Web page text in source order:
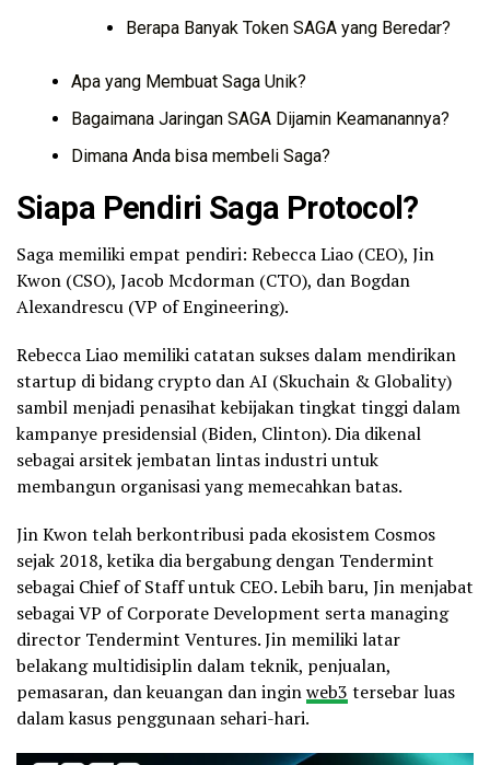
Berapa Banyak Token SAGA yang Beredar?
Apa yang Membuat Saga Unik?
Bagaimana Jaringan SAGA Dijamin Keamanannya?
Dimana Anda bisa membeli Saga?
Siapa Pendiri Saga Protocol?
Saga memiliki empat pendiri: Rebecca Liao (CEO), Jin
Kwon (CSO), Jacob Mcdorman (CTO), dan Bogdan
Alexandrescu (VP of Engineering).
Rebecca Liao memiliki catatan sukses dalam mendirikan
startup di bidang crypto dan AI (Skuchain & Globality)
sambil menjadi penasihat kebijakan tingkat tinggi dalam
kampanye presidensial (Biden, Clinton). Dia dikenal
sebagai arsitek jembatan lintas industri untuk
membangun organisasi yang memecahkan batas.
Jin Kwon telah berkontribusi pada ekosistem Cosmos
sejak 2018, ketika dia bergabung dengan Tendermint
sebagai Chief of Staff untuk CEO. Lebih baru, Jin menjabat
sebagai VP of Corporate Development serta managing
director Tendermint Ventures. Jin memiliki latar
belakang multidisiplin dalam teknik, penjualan,
pemasaran, dan keuangan dan inginweb3 tersebar luas
dalam kasus penggunaan sehari-hari.